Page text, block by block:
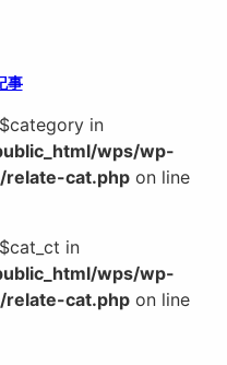
事
in
wps/wp-
cat.php on line
in
wps/wp-
cat.php on line